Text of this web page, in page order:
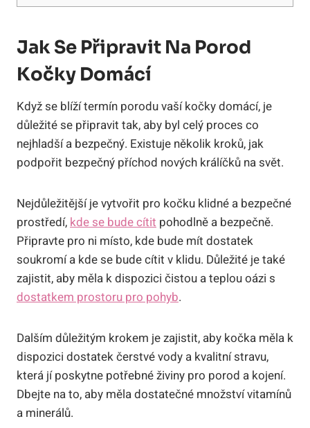
Jak Se Připravit Na Porod
Kočky Domácí
Když se blíží termín porodu vaší kočky domácí, je
důležité se připravit tak, aby byl celý proces co
nejhladší a bezpečný. Existuje několik kroků, jak
podpořit bezpečný příchod nových králíčků na svět.
Nejdůležitější je vytvořit pro kočku klidné a bezpečné
prostředí, kde se bude cítit pohodlně a bezpečně.
Připravte pro ni místo, kde bude mít dostatek
soukromí a kde se bude cítit v klidu. Důležité je také
zajistit, aby měla k dispozici čistou a teplou oázi s
dostatkem prostoru pro pohyb.
Dalším důležitým krokem je zajistit, aby kočka měla k
dispozici dostatek čerstvé vody a kvalitní stravu,
která jí poskytne potřebné živiny pro porod a kojení.
Dbejte na to, aby měla dostatečné množství vitamínů
a minerálů.